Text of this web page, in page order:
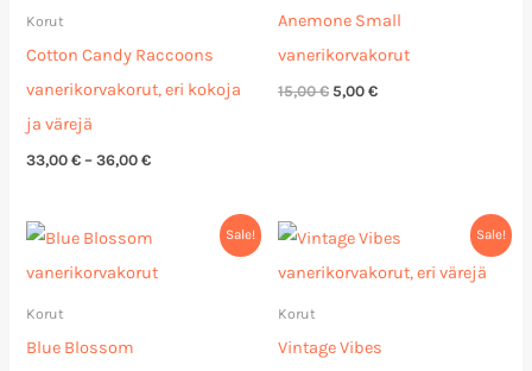
Korut
Cotton Candy Raccoons
vanerikorvakorut, eri kokoja
ja värejä
33,00€ – 36,00€
Anemone Small
vanerikorvakorut
15,00€ 5,00 €
Sale!
Korut
Blue Blossom
Alkuperäinen
hinta
oli:
on:
Sale!
Korut
Vintage Vibes
Alkuperäinen
hinta
oli:
hinta
on: